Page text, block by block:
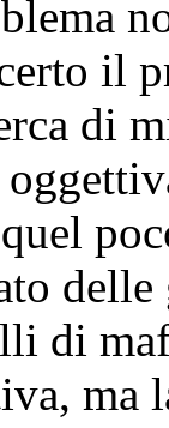
il
di
di
ma